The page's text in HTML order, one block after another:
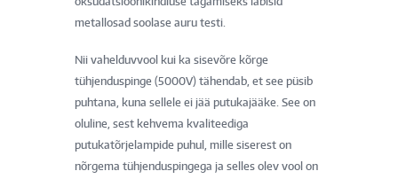
metallosad soolase auru testi.
Nii vahelduvvool kui ka sisevõre kõrge
tühjenduspinge (5000V) tähendab, et see püsib
puhtana, kuna sellele ei jää putukajääke. See on
oluline, sest kehvema kvaliteediga
putukatõrjelampide puhul, mille siserest on
nõrgema tühjenduspingega ja selles olev vool on